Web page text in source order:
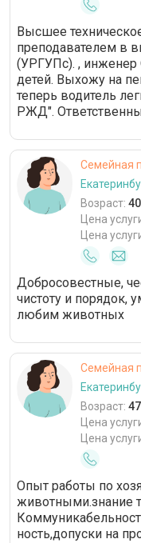
Высшее
преподавателем в
(УРГУПс). ,
детей. Выхожу на
теперь водитель
РЖД".
Семейная
Возраст:
Цена
Цена
Добросовестные,
чистоту и порядок,
любим животных
Семейная
Возраст:
Цена
Цена
Опыт работы по
животными.знание
ность,допуски на